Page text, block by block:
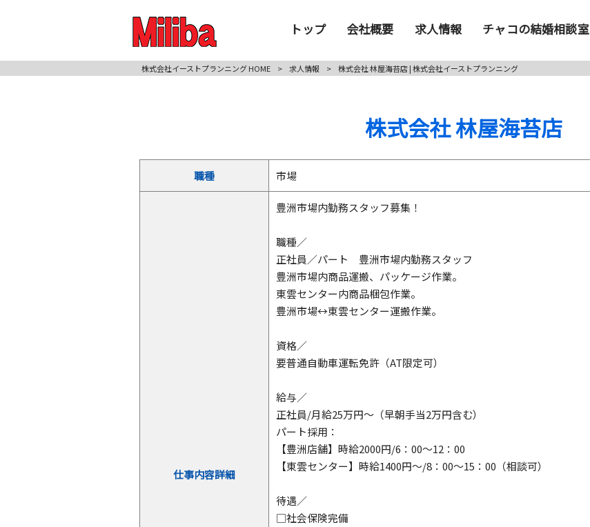
トップ 会社概要 求人情報 チャコの結婚相談室
株式会社イーストプランニング HOME > 求人情報 > 株式会社 林屋海苔店 | 株式会社イーストプランニング
株式会社 林屋海苔店
職種 市場
仕事内容詳細
豊洲市場内勤務スタッフ募集！
職種／
正社員／パート 豊洲市場内勤務スタッフ
豊洲市場内商品運搬、パッケージ作業。
東雲センター内商品梱包作業。
豊洲市場↔東雲センター運搬作業。
資格／
要普通自動車運転免許（AT限定可）
給与／
正社員/月給25万円～（早朝手当2万円含む）
パート採用：
【豊洲店舗】時給2000円/6：00～12：00
【東雲センター】時給1400円～/8：00～15：00（相談可）
待遇／
□社会保険完備